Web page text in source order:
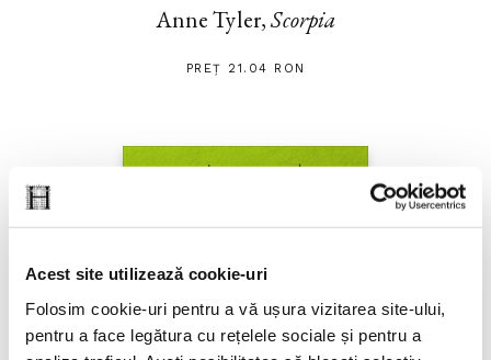
Acest site utilizează cookie-uri
Folosim cookie-uri pentru a vă ușura vizitarea site-ului,
pentru a face legătura cu rețelele sociale și pentru a
Anne Tyler,Scorpia
PREȚ 21.04 RON